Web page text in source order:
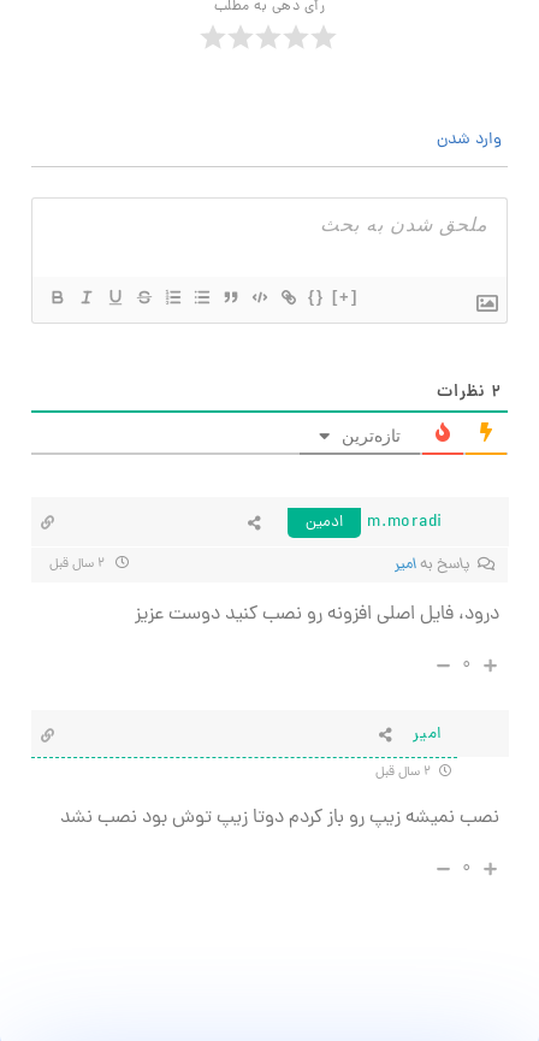
رأی دهی به مطلب
وارد شدن
{} [+]
۲ نظرات
تازه‌ترین
m.moradi
ادمین
پاسخ بهامیر
درود، فایل اصلی افزونه رو نصب کنید دوست عزیز
۰
امیر
نصب نمیشه زیپ رو باز کردم دوتا زیپ توش بود نصب نشد
۰